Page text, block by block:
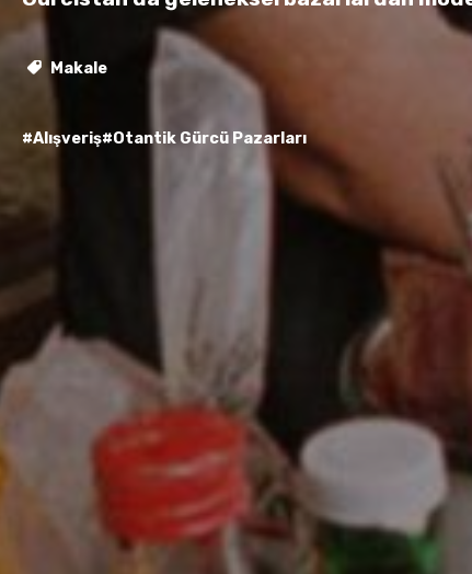
Makale
#Alışveriş#Otantik Gürcü Pazarları